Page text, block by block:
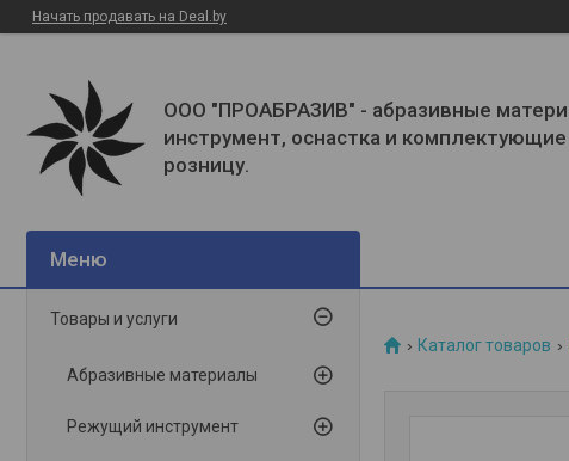
Начать продавать на Deal.by
ООО "ПРОАБРАЗИВ" - абразивные
инструмент, оснастка и
розницу.
Каталог товаров
Товары и услуги
Абразивные материалы
Режущий инструмент